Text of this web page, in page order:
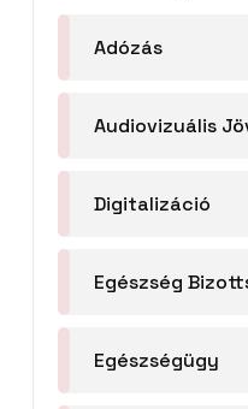
Adózás
Audiovizuális
Digitalizáció
Egészség
Egészségügy